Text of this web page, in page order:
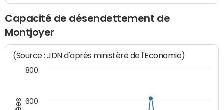
Capacité de désendettement de
Montjoyer
(Source : JDN d'après ministère de l'Economie)
600
800